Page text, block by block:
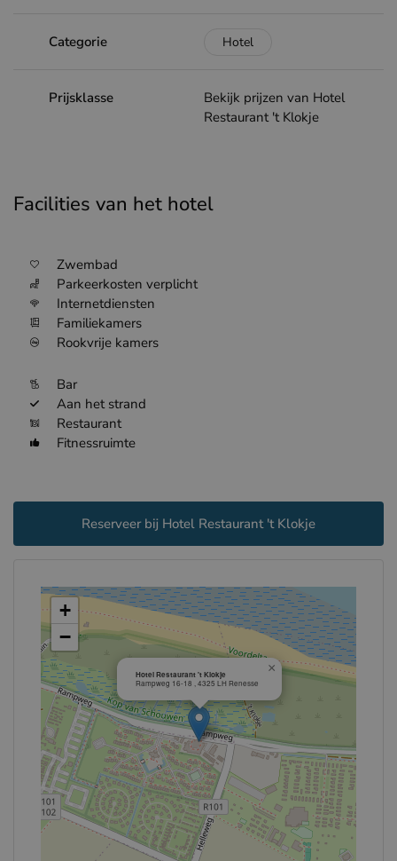
Categorie Hotel
Prijsklasse
Bekijk prijzen van Hotel
Restaurant 't Klokje
Facilities van het hotel
Zwembad
Parkeerkosten verplicht
Internetdiensten
Familiekamers
Rookvrije kamers
Bar
Aan het strand
Restaurant
Fitnessruimte
Reserveer bij Hotel Restaurant 't Klokje
Hotel Restaurant 't Klokje
Rampweg 16-18 , 4325 LH Renesse
×
+
−